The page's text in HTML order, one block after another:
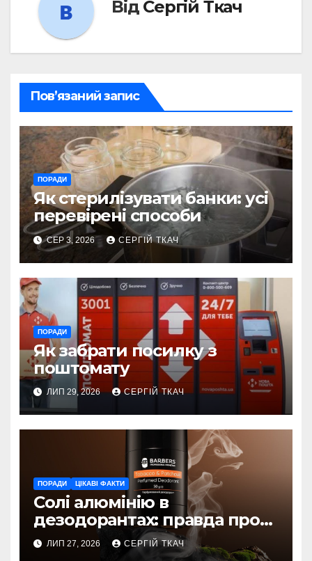
Від Сергій Ткач
Пов’язаний запис
ПОРАДИ
Як стерилізувати банки: усі
перевірені способи
СЕР 3, 2026 СЕРГІЙ ТКАЧ
ПОРАДИ
Як забрати посилку з
поштомату
ЛИП 29, 2026 СЕРГІЙ ТКАЧ
ПОРАДИ ЦІКАВІ ФАКТИ
Солі алюмінію в
дезодорантах: правда про
безпеку
ЛИП 27, 2026 СЕРГІЙ ТКАЧ